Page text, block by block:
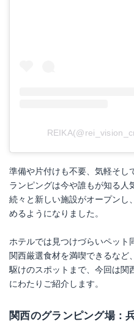
準備や片付けも不要、気軽そし
ランピングは今や誰もが知る人
続々と新しい施設がオープンし
めるようになりました。
ホテルでは見つけづらいペット
関西厳選食材を満喫できるなど
駆けのスポットまで、今回は関
にわたりご紹介します。
関西のグランピング場：